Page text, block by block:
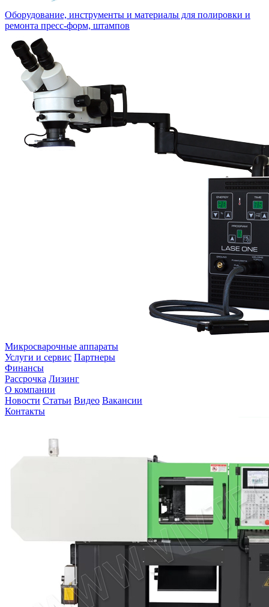
Оборудование, инструменты и материалы для полировки и
ремонта пресс-форм, штампов
Микросварочные аппараты
Услуги и сервис Партнеры
Финансы
Рассрочка Лизинг
О компании
Новости Статьи Видео Вакансии
Контакты